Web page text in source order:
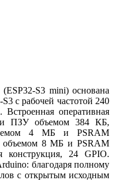
(ESP32-S3 mini) основана
с рабочей частотой 240
оперативная
ПЗУ объемом 384 КБ,
4 МБ и PSRAM
8 МБ и PSRAM
24 GPIO.
благодаря полному
с открытым исходным